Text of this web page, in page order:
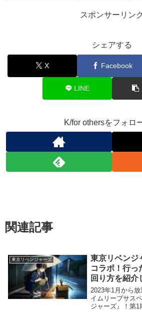
スポンサーリンク
シェアする
X Facebook
LINE
K/for othersをフォロ
関連記事
東京リベンジャーズ
東京リベンジ
コラボ！行っ
回り方を紹介
2023年1月から
イムリープサス
ジャーズ』！第1